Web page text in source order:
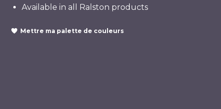
Available in all Ralston products
Mettre ma palette de couleurs